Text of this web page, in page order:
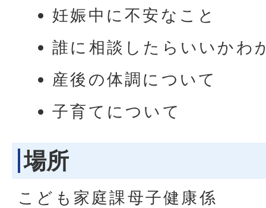
妊娠中に不安なこと
誰に相談したらいいかわ
産後の体調について
子育てについて
場所
こども家庭課母子健康係